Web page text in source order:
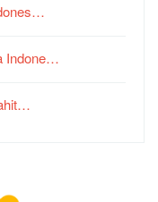
Indone…